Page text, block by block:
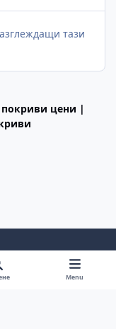
тази
цени |
f
Menu